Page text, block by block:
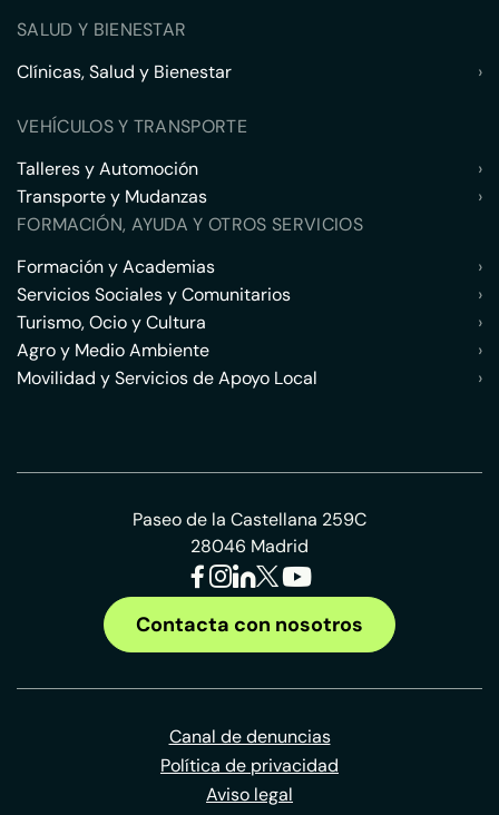
SALUD Y BIENESTAR
Clínicas, Salud y Bienestar
›
VEHÍCULOS Y TRANSPORTE
Talleres y Automoción
›
Transporte y Mudanzas
›
FORMACIÓN, AYUDA Y OTROS SERVICIOS
Formación y Academias
›
Servicios Sociales y Comunitarios
›
Turismo, Ocio y Cultura
›
Agro y Medio Ambiente
›
Movilidad y Servicios de Apoyo Local
›
Paseo de la Castellana 259C
28046 Madrid
Contacta con nosotros
Canal de denuncias
Política de privacidad
Aviso legal